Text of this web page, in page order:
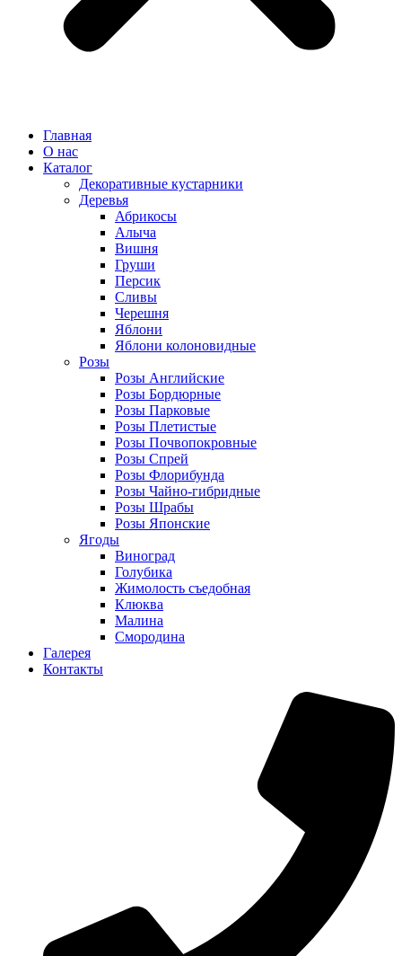
Главная
О нас
Каталог
Декоративные кустарники
Деревья
Абрикосы
Алыча
Вишня
Груши
Персик
Сливы
Черешня
Яблони
Яблони колоновидные
Розы
Розы Английские
Розы Бордюрные
Розы Парковые
Розы Плетистые
Розы Почвопокровные
Розы Спрей
Розы Флорибунда
Розы Чайно-гибридные
Розы Шрабы
Розы Японские
Ягоды
Виноград
Голубика
Жимолость съедобная
Клюква
Малина
Смородина
Галерея
Контакты